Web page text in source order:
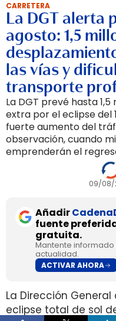
CARRETERA
La DGT alerta
agosto: 1,5
las vías y
transporte
La DGT prevé hasta
extra por el eclipse del
fuerte aumento del
observación, cuando
emprenderán el
09/08/
Añadir
fuente
gratuita.
Mantente
actualidad.
ACTIVAR AHORA
La Dirección
eclipse total de sol